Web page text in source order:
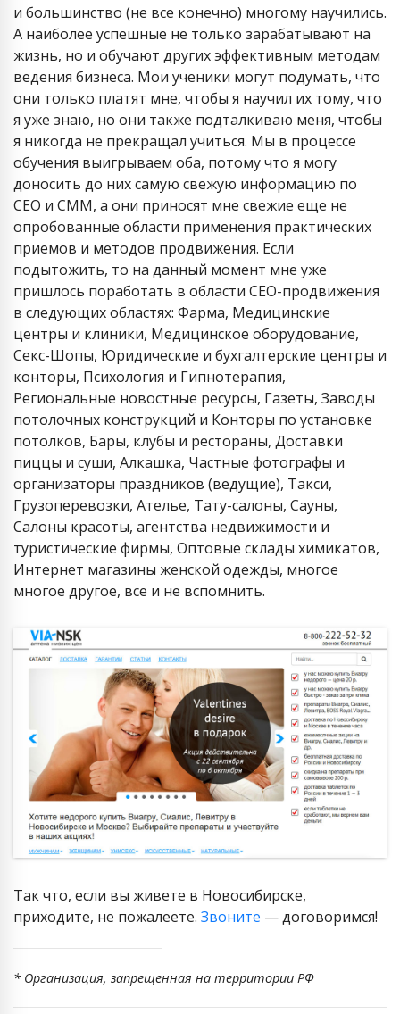
и большинство (не все конечно) многому научились.
А наиболее успешные не только зарабатывают на
жизнь, но и обучают других эффективным методам
ведения бизнеса. Мои ученики могут подумать, что
они только платят мне, чтобы я научил их тому, что
я уже знаю, но они также подталкиваю меня, чтобы
я никогда не прекращал учиться. Мы в процессе
обучения выигрываем оба, потому что я могу
доносить до них самую свежую информацию по
СЕО и СММ, а они приносят мне свежие еще не
опробованные области применения практических
приемов и методов продвижения. Если
подытожить, то на данный момент мне уже
пришлось поработать в области СЕО-продвижения
в следующих областях: Фарма, Медицинские
центры и клиники, Медицинское оборудование,
Секс-Шопы, Юридические и бухгалтерские центры и
конторы, Психология и Гипнотерапия,
Региональные новостные ресурсы, Газеты, Заводы
потолочных конструкций и Конторы по установке
потолков, Бары, клубы и рестораны, Доставки
пиццы и суши, Алкашка, Частные фотографы и
организаторы праздников (ведущие), Такси,
Грузоперевозки, Ателье, Тату-салоны, Сауны,
Салоны красоты, агентства недвижимости и
туристические фирмы, Оптовые склады химикатов,
Интернет магазины женской одежды, многое
многое другое, все и не вспомнить.
Так что, если вы живете в Новосибирске,
приходите, не пожалеете. Звоните — договоримся!
* Организация, запрещенная на территории РФ